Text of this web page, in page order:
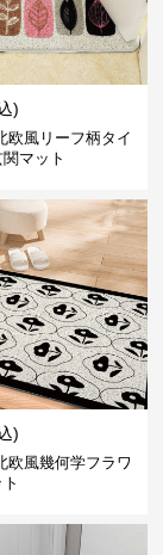
)
欧風リーフ柄タイ
マット
)
欧風幾何学フラワ